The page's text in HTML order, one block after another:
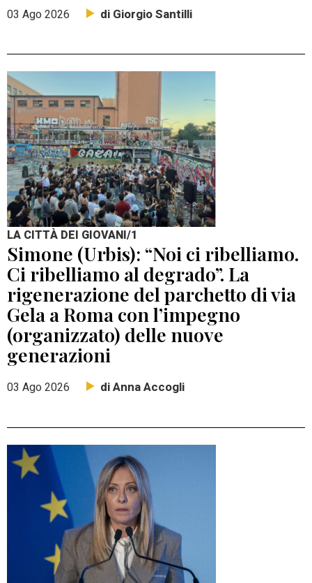
03 Ago 2026 di Giorgio Santilli
LA CITTÀ DEI GIOVANI/1
Simone (Urbis): “Noi ci ribelliamo.
Ci ribelliamo al degrado”. La
rigenerazione del parchetto di via
Gela a Roma con l’impegno
(organizzato) delle nuove
generazioni
03 Ago 2026 di Anna Accogli